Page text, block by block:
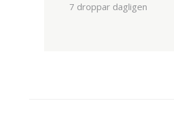
7 droppar dagligen